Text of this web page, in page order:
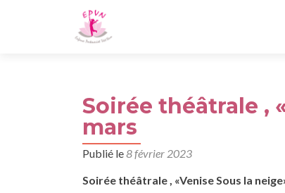
Soirée théâtrale ,
mars
Publié le8 février 2023
Soirée théâtrale , «Venise Sous la